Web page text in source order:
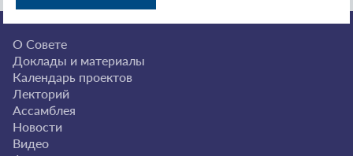
О Совете
Доклады и материалы
Календарь проектов
Лекторий
Ассамблея
Новости
Видео